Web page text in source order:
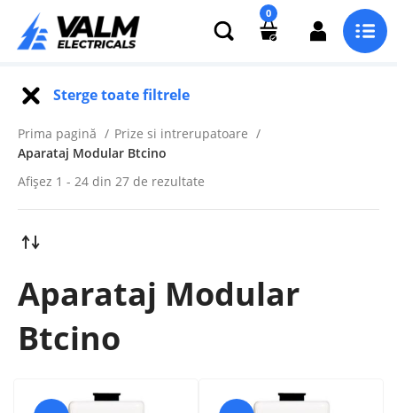
0
Sterge toate filtrele
Prima pagină
Prize si intrerupatoare
Aparataj Modular Btcino
Afișez 1 - 24 din 27 de rezultate
Aparataj Modular
Btcino